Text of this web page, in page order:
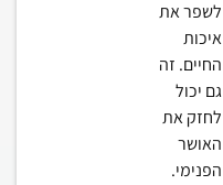
לשפר את
איכות
החיים. זה
גם יכול
לחזק את
האושר
הפנימי.